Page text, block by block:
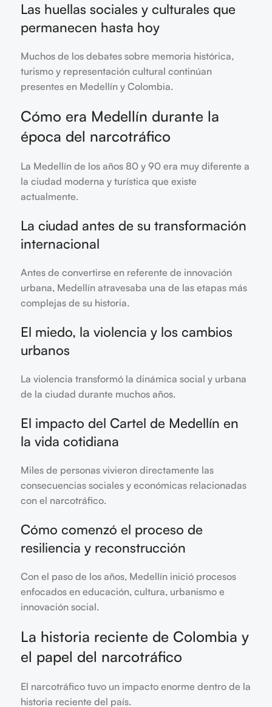
Las huellas sociales y culturales que
permanecen hasta hoy
Muchos de los debates sobre memoria histórica,
turismo y representación cultural continúan
presentes en Medellín y Colombia.
Cómo era Medellín durante la
época del narcotráfico
La Medellín de los años 80 y 90 era muy diferente a
la ciudad moderna y turística que existe
actualmente.
La ciudad antes de su transformación
internacional
Antes de convertirse en referente de innovación
urbana, Medellín atravesaba una de las etapas más
complejas de su historia.
El miedo, la violencia y los cambios
urbanos
La violencia transformó la dinámica social y urbana
de la ciudad durante muchos años.
El impacto del Cartel de Medellín en
la vida cotidiana
Miles de personas vivieron directamente las
consecuencias sociales y económicas relacionadas
con el narcotráfico.
Cómo comenzó el proceso de
resiliencia y reconstrucción
Con el paso de los años, Medellín inició procesos
enfocados en educación, cultura, urbanismo e
innovación social.
La historia reciente de Colombia y
el papel del narcotráfico
El narcotráfico tuvo un impacto enorme dentro de la
historia reciente del país.